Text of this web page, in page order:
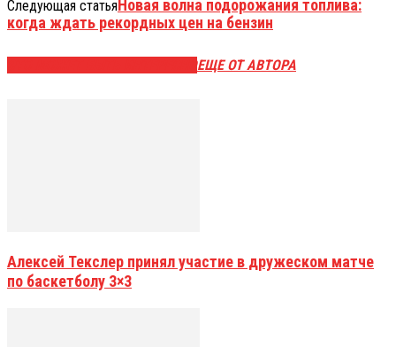
Следующая статьяНовая волна подорожания топлива:
когда ждать рекордных цен на бензин
ЕЩЕ ОТ АВТОРА
Алексей Текслер принял участие в дружеском матче
по баскетболу 3×3